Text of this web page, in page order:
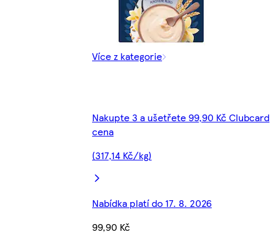
Více z kategorie
Nakupte 3 a ušetřete 99,90 Kč Clubcard
cena
(317,14 Kč/kg)
Nabídka platí do 17. 8. 2026
99,90 Kč